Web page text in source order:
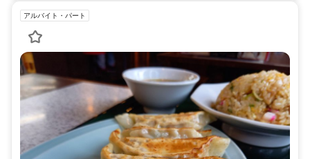
アルバイト・パート